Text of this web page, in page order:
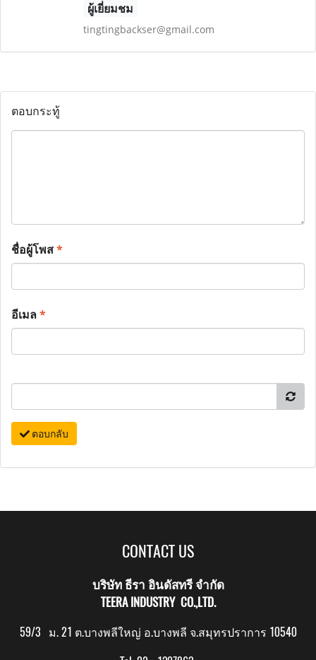
ผู้เยี่ยมชม
tingtingbackser@gmail.com
ตอบกระทู้
ชื่อผู้โพส*
อีเมล*
ตอบกลับ
CONTACT US
บริษัท ธีรา อินดัสทรี จำกัด
TEERA INDUSTRY CO.,LTD.
59/3 ม. 21 ต.บางพลีใหญ่ อ.บางพลี จ.สมุทรปราการ 10540